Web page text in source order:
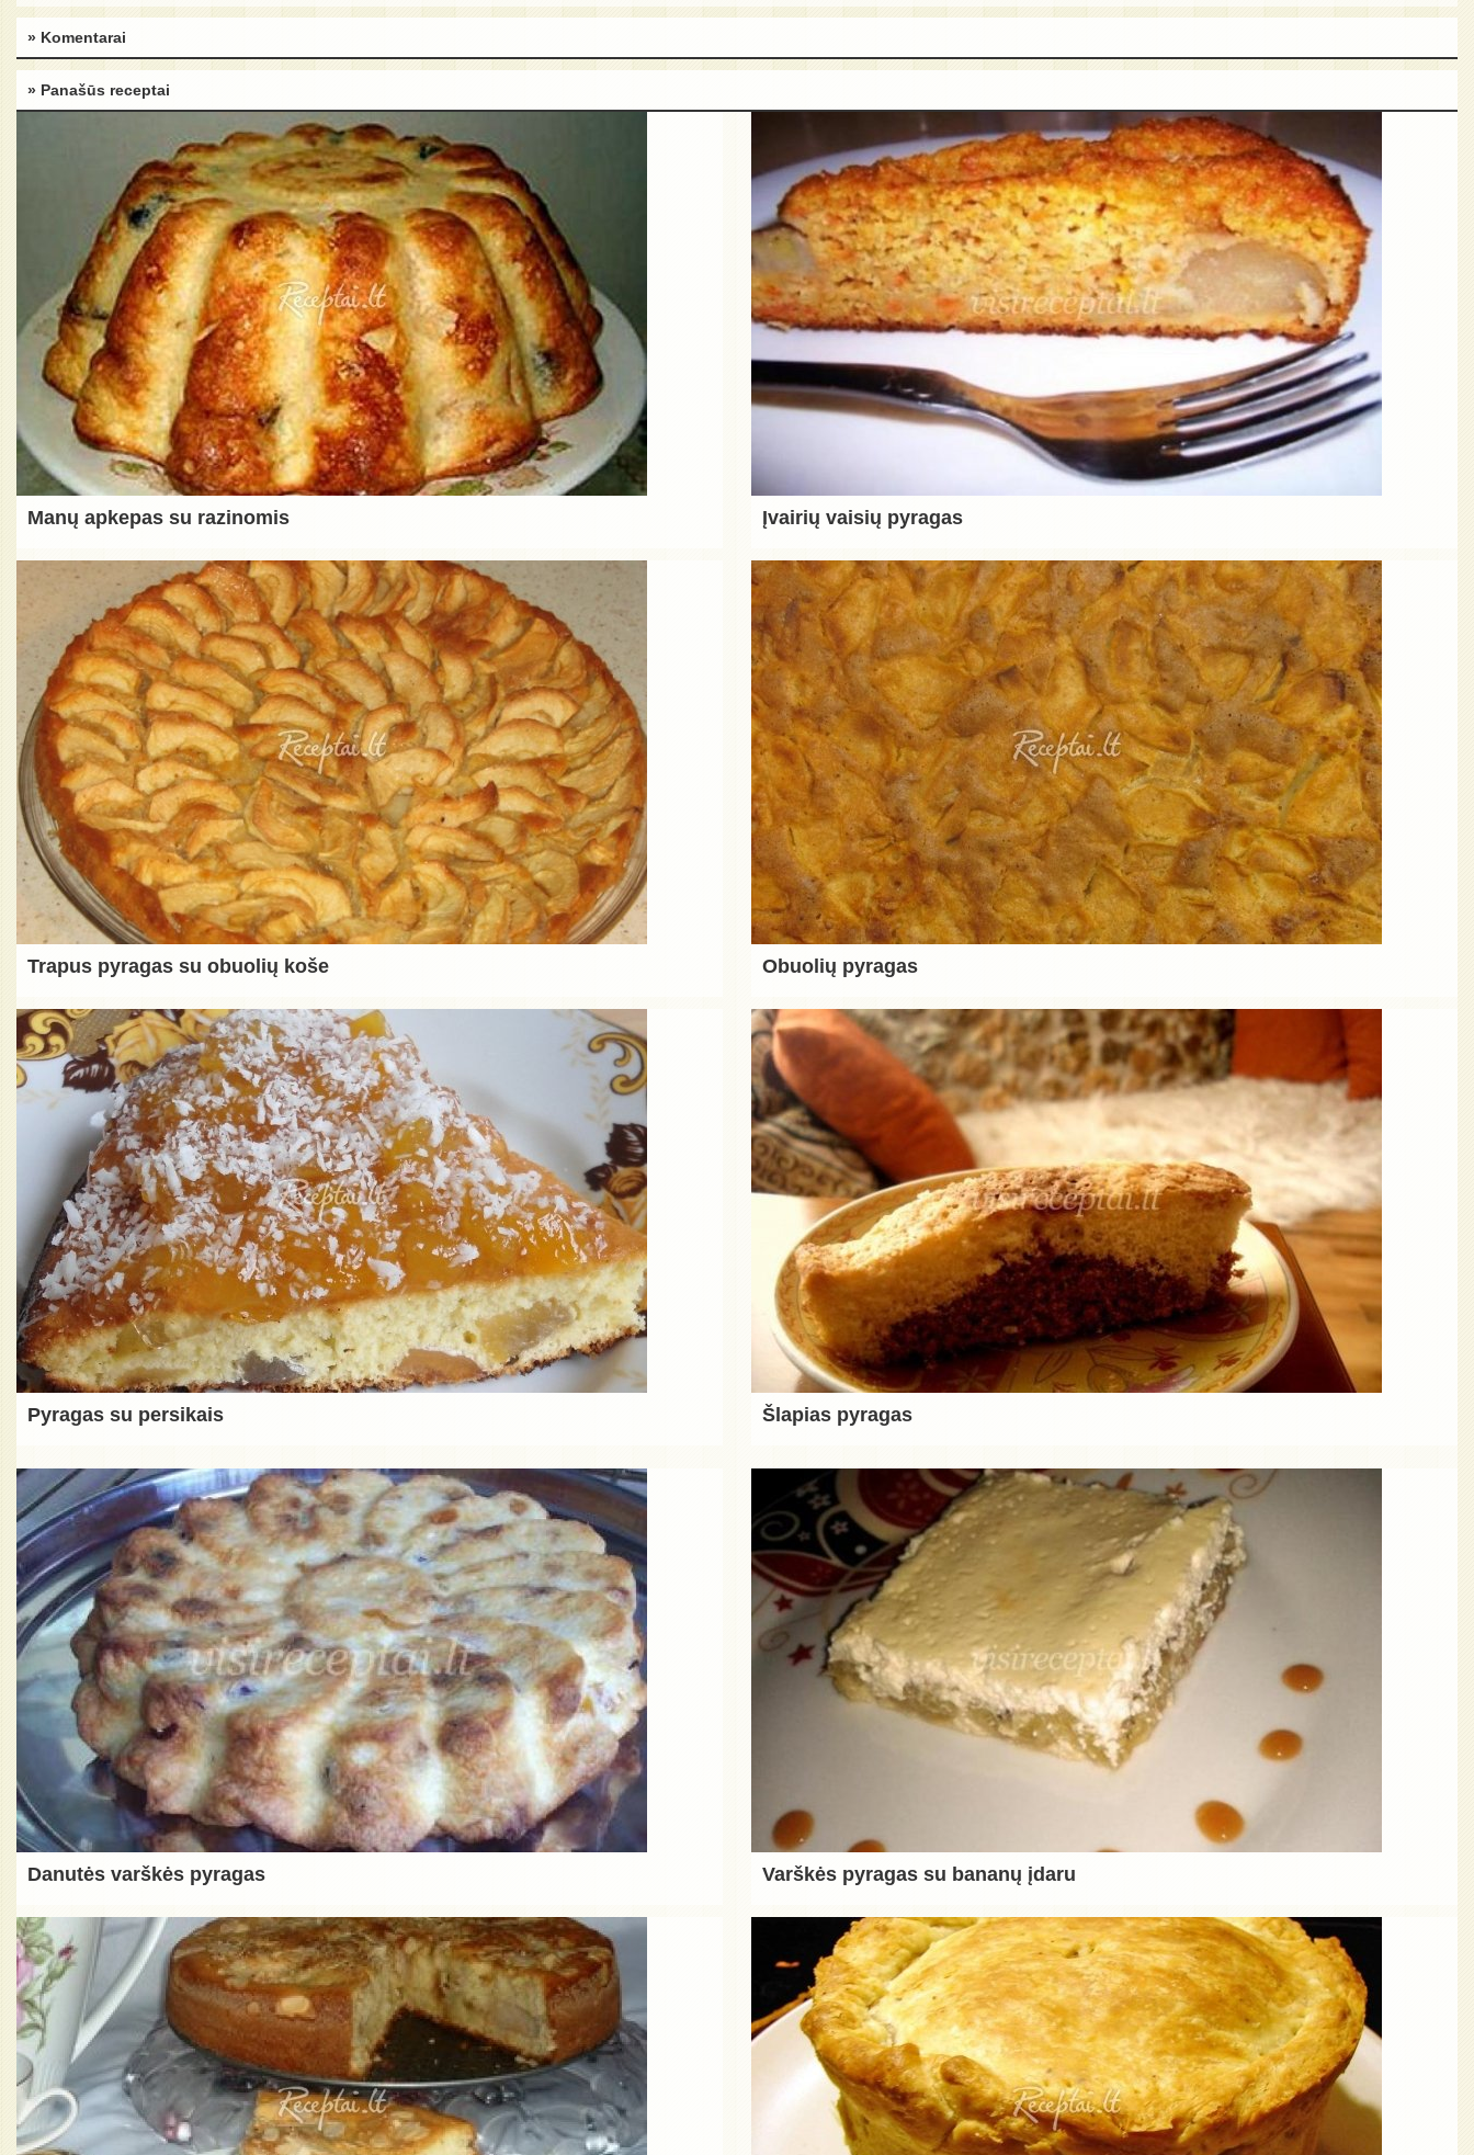
» Komentarai
» Panašūs receptai
Manų apkepas su razinomis Įvairių vaisių pyragas
Trapus pyragas su obuolių koše Obuolių pyragas
Pyragas su persikais Šlapias pyragas
Danutės varškės pyragas Varškės pyragas su bananų įdaru